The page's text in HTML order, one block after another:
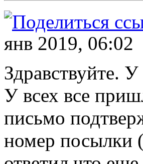
янв 2019, 06:02
Здравствуйте.
У всех все
письмо
номер посылки